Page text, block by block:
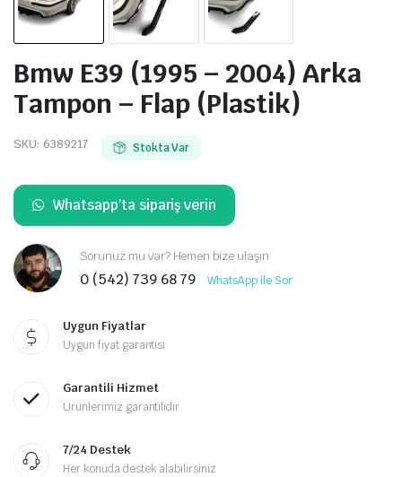
Bmw E39 (1995 – 2004) Arka
Tampon – Flap (Plastik)
SKU: 6389217 Stokta Var
Whatsapp'ta sipariş verin
Sorunuz mu var? Hemen bize ulaşın
0 (542) 739 68 79 WhatsApp ile Sor
Uygun Fiyatlar
Uygun fiyat garantisi
Garantili Hizmet
Ürünlerimiz garantilidir
7/24 Destek
Her konuda destek alabilirsiniz